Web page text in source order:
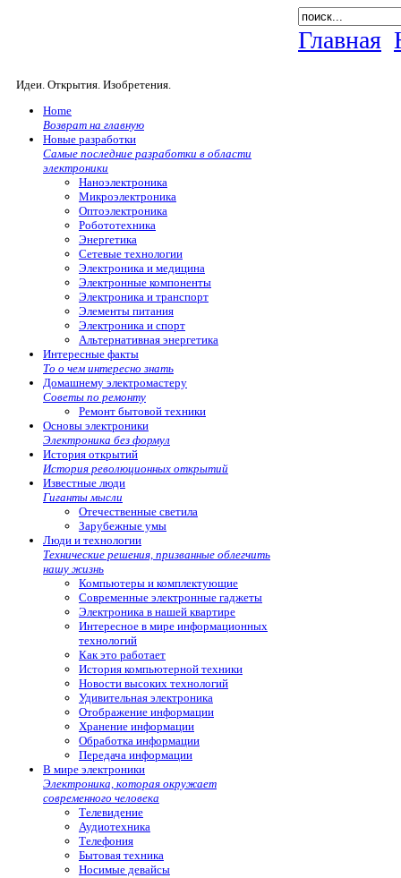
Главная
Идеи. Открытия. Изобретения.
Home
Возврат на главную
Новые разработки
Самые последние разработки в области
электроники
Наноэлектроника
Микроэлектроника
Оптоэлектроника
Робототехника
Энергетика
Сетевые технологии
Электроника и медицина
Электронные компоненты
Электроника и транспорт
Элементы питания
Электроника и спорт
Альтернативная энергетика
Интересные факты
То о чем интересно знать
Домашнему электромастеру
Советы по ремонту
Ремонт бытовой техники
Основы электроники
Электроника без формул
История открытий
История революционных открытий
Известные люди
Гиганты мысли
Отечественные светила
Зарубежные умы
Люди и технологии
Технические решения, призванные облегчить
нашу жизнь
Компьютеры и комплектующие
Современные электронные гаджеты
Электроника в нашей квартире
Интересное в мире информационных
технологий
Как это работает
История компьютерной техники
Новости высоких технологий
Удивительная электроника
Отображение информации
Хранение информации
Обработка информации
Передача информации
В мире электроники
Электроника, которая окружает
современного человека
Телевидение
Аудиотехника
Телефония
Бытовая техника
Носимые девайсы